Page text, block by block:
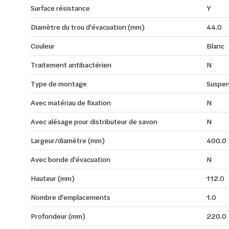
Surface résistance
Y
Diamètre du trou d'évacuation (mm)
44.0
Couleur
Blanc
Traitement antibactérien
N
Type de montage
Avec matériau de fixation
N
Avec alésage pour distributeur de savon
N
Largeur/diamètre (mm)
400.0
Avec bonde d'évacuation
N
Hauteur (mm)
112.0
Nombre d'emplacements
1.0
Profondeur (mm)
220.0